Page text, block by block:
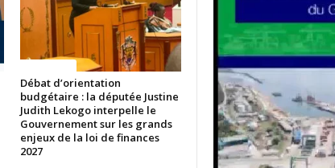
Débat d’orientation
budgétaire : la députée Justine
Judith Lekogo interpelle le
Gouvernement sur les grands
enjeux de la loi de finances
2027